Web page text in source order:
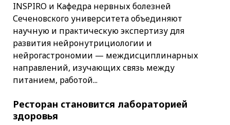
INSPIRO и Кафедра нервных болезней
Сеченовского университета объединяют
научную и практическую экспертизу для
развития нейронутрициологии и
нейрогастрономии — междисциплинарных
направлений, изучающих связь между
питанием, работой...
Ресторан становится лабораторией
здоровья